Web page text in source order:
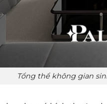
Tổng thể không gian